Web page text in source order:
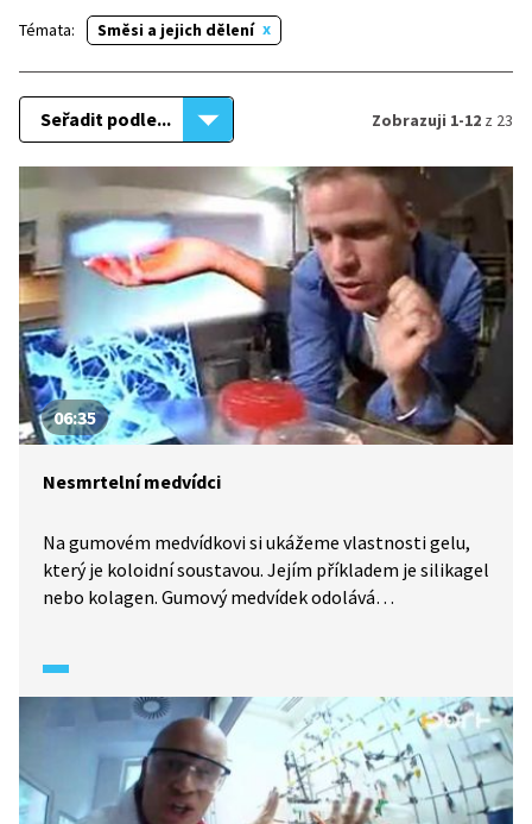
Témata: Směsi a jejich dělení
Seřadit podle... Zobrazuji 1-12 z 23
06:35
Nesmrtelní medvídci
Na gumovém medvídkovi si ukážeme vlastnosti gelu,
který je koloidní soustavou. Jejím příkladem je silikagel
nebo kolagen. Gumový medvídek odolává
nahrazením kapaliny plynem. Oxid křemičitý, z něhož
je vyroben, tvoří pouze dvě desetiny jediného procenta,
zbytek tvoří vzduch.